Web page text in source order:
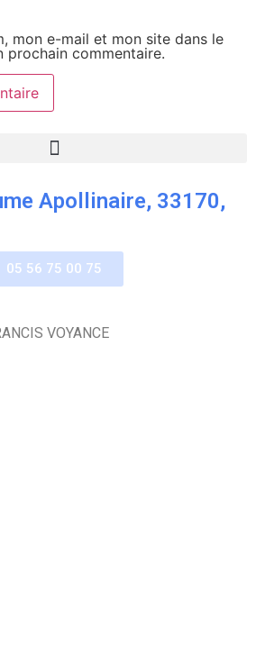
mon e-mail et mon site dans le
prochain commentaire.
Apollinaire, 33170,
05 56 75 00 75
VOYANCE